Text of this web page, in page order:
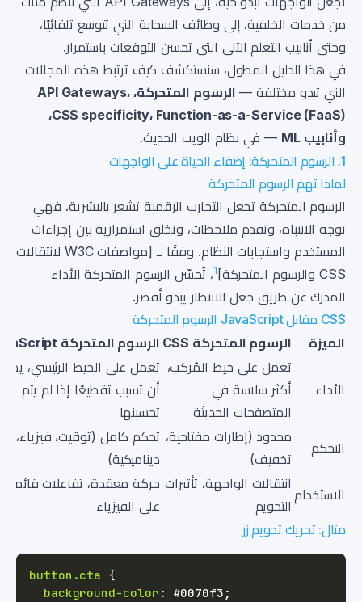
من خدمات الخلفية، إلى وظائف السحابة التي تتوسع تلقائيًا،
وحتى أنابيب التعلم الآلي التي تحسن التوقعات باستمرار.
في هذا الدليل المطول، سنستكشف كيف ترتبط هذه المجالات
التي تبدو مختلفة —
الرسوم المتحركة، API Gateways،
CSS specificity، Function-as-a-Service (FaaS)،
وأنابيب ML
— في نظام الويب الحديث.
1. الرسوم المتحركة: إضفاء الحياة على الواجهات
لماذا تهم الرسوم المتحركة
الرسوم المتحركة تجعل التجارب الرقمية تشعر بالبشرية. فهي
توجه الانتباه، وتقدم ملاحظات، وتخلق استمرارية بين إجراءات
المستخدم واستجابات النظام. وفقًا لـ [مواصفات W3C لانتقالات
CSS والرسوم المتحركة]
1، تُحسّن الرسوم المتحركة الأداء
المدرك عن طريق جعل الانتظار يبدو أقصر.
CSS مقابل JavaScript الرسوم المتحركة
الميزة
الرسوم المتحركة CSS الرسوم المتحركة JavaScript
الأداء
تعمل على خيط المُركب،
أكثر سلاسة في
المتصفحات الحديثة
تعمل على الخيط الرئيسي،
أن تسبب تقطيعًا إذا لم يتم
تحسينها
التحكم
محدود (إطارات مفتاحية،
تخفيف)
تحكم كامل (توقيت، فيزياء،
ديناميكية)
الاستخدام
انتقالات الواجهة، تأثيرات
التحويم
حركة معقدة، تفاعلات قائمة
على الفيزياء
مثال: تحريك تحويم زر
button .cta {
background-color : #0070f3 ;